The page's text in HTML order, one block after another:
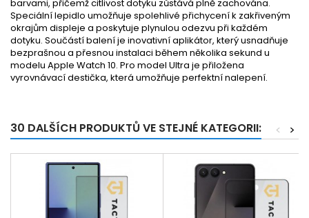
barvami, přičemž citlivost dotyku zůstává plně zachována.
Speciální lepidlo umožňuje spolehlivé přichycení k zakřiveným
okrajům displeje a poskytuje plynulou odezvu při každém
dotyku. Součástí balení je inovativní aplikátor, který usnadňuje
bezprašnou a přesnou instalaci během několika sekund u
modelu Apple Watch 10. Pro model Ultra je přiložena
vyrovnávací destička, která umožňuje perfektní nalepení.
30 DALŠÍCH PRODUKTŮ VE STEJNÉ KATEGORII: >
<